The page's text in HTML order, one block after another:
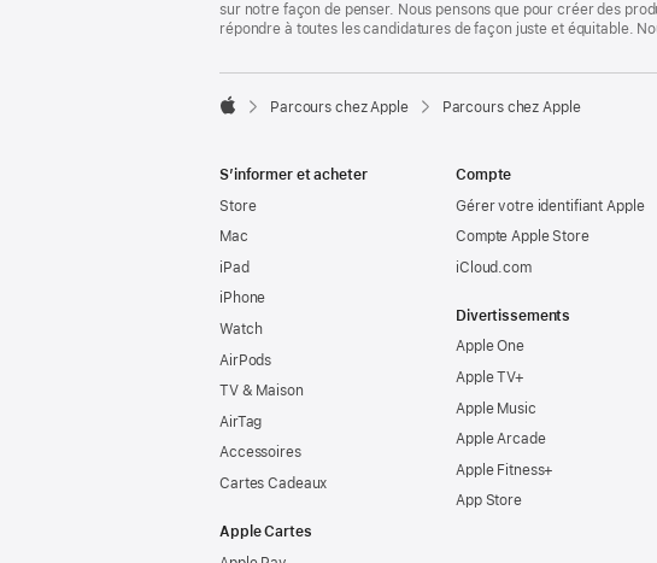
sur notre façon de penser. Nous pensons que pour créer des
répondre à toutes les candidatures de façon juste et équitable.

Parcours chez Apple Parcours chez Apple
S’informer et acheter
Store
Mac
iPad
iPhone
Watch
AirPods
TV & Maison
AirTag
Accessoires
Cartes Cadeaux
Apple Cartes
Compte
Gérer votre identifiant Apple
Compte Apple Store
iCloud.com
Divertissements
Apple One
Apple TV+
Apple Music
Apple Arcade
Apple Fitness+
App Store